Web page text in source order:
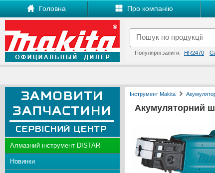
Головна Про компанію
Популярні запити: HR2470
Алмазний інструмент DISTAR
Новинки
Інструмент Makita
Акумуляторний